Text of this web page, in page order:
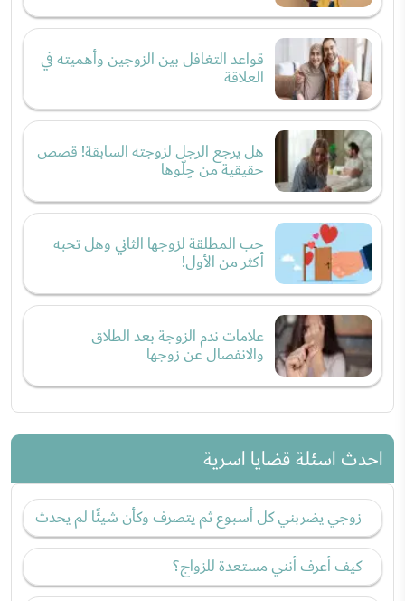
قواعد التغافل بين الزوجين وأهميته في
العلاقة
هل يرجع الرجل لزوجته السابقة! قصص
حقيقية من حِلّوها
حب المطلقة لزوجها الثاني وهل تحبه
أكثر من الأول!
علامات ندم الزوجة بعد الطلاق
والانفصال عن زوجها
احدث اسئلة قضايا اسرية
زوجي يضربني كل أسبوع ثم يتصرف وكأن شيئًا لم يحدث
كيف أعرف أنني مستعدة للزواج؟